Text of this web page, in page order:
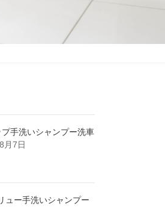
手洗いシャンプー洗車
月7日
ュー手洗いシャンプー